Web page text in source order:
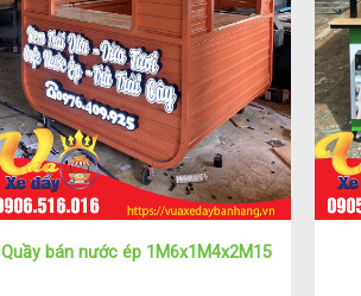
Quầy bán nước ép 1M6x1M4x2M15